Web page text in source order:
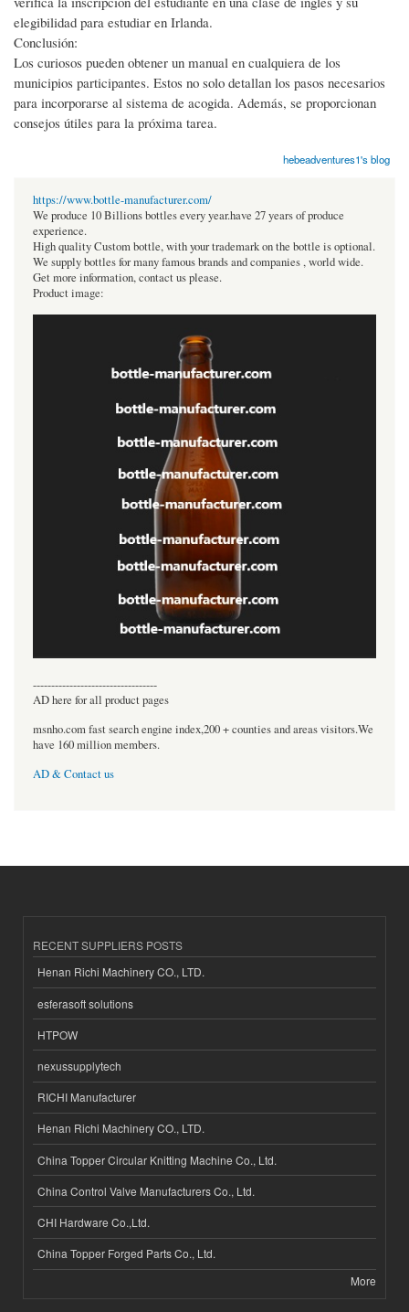
elegibilidad para estudiar en Irlanda.
Conclusión:
Los curiosos pueden obtener un manual en cualquiera de los
municipios participantes. Estos no solo detallan los pasos necesarios
para incorporarse al sistema de acogida. Además, se proporcionan
consejos útiles para la próxima tarea.
hebeadventures1's blog
https://www.bottle-manufacturer.com/
We produce 10 Billions bottles every year.have 27 years of produce
experience.
High quality Custom bottle, with your trademark on the bottle is optional.
We supply bottles for many famous brands and companies , world wide.
Get more information, contact us please.
Product image:
----------------------------------
AD here for all product pages
msnho.com fast search engine index,200 + counties and areas visitors.We
have 160 million members.
AD & Contact us
RECENT SUPPLIERS POSTS
Henan Richi Machinery CO., LTD.
esferasoft solutions
HTPOW
nexussupplytech
RICHI Manufacturer
Henan Richi Machinery CO., LTD.
China Topper Circular Knitting Machine Co., Ltd.
China Control Valve Manufacturers Co., Ltd.
CHI Hardware Co.,Ltd.
China Topper Forged Parts Co., Ltd.
More